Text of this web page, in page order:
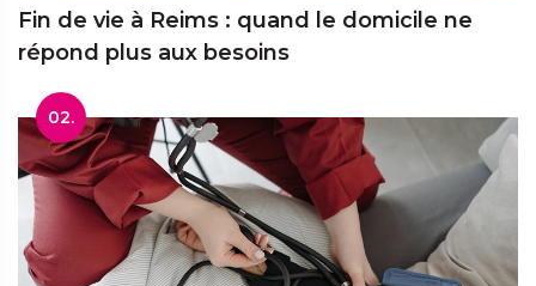
Fin de vie à Reims : quand le domicile ne
répond plus aux besoins
02.